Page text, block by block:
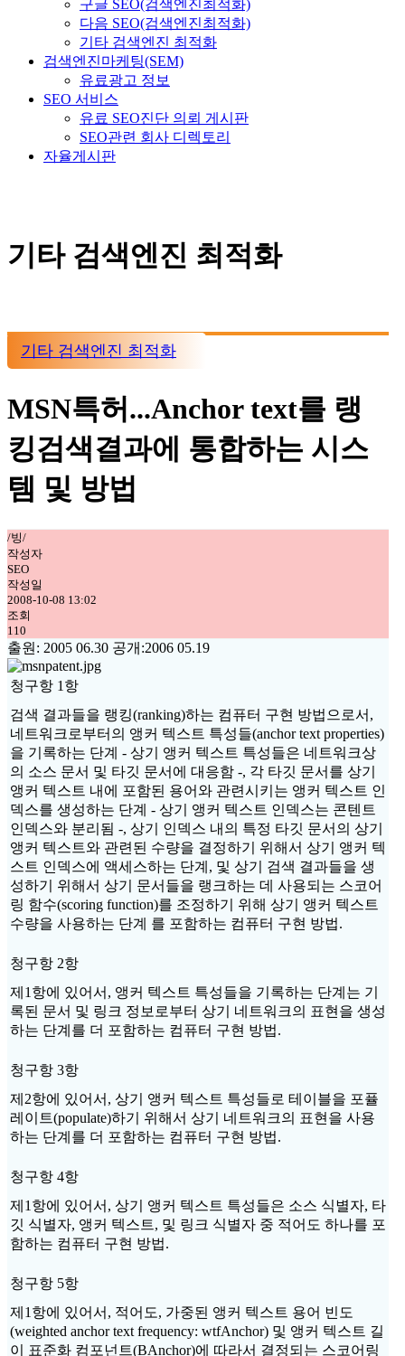
구글 SEO(검색엔진최적화)
다음 SEO(검색엔진최적화)
기타 검색엔진 최적화
검색엔진마케팅(SEM)
유료광고 정보
SEO 서비스
유료 SEO진단 의뢰 게시판
SEO관련 회사 디렉토리
자율게시판
기타 검색엔진 최적화
기타 검색엔진 최적화
MSN특허...Anchor text를 랭
킹검색결과에 통합하는 시스
템 및 방법
/빙/
작성자
SEO
작성일
2008-10-08 13:02
조회
110
출원: 2005 06.30 공개:2006 05.19
청구항 1항
검색 결과들을 랭킹(ranking)하는 컴퓨터 구현 방법으로서,
네트워크로부터의 앵커 텍스트 특성들(anchor text properties)
을 기록하는 단계 - 상기 앵커 텍스트 특성들은 네트워크상
의 소스 문서 및 타깃 문서에 대응함 -, 각 타깃 문서를 상기
앵커 텍스트 내에 포함된 용어와 관련시키는 앵커 텍스트 인
덱스를 생성하는 단계 - 상기 앵커 텍스트 인덱스는 콘텐트
인덱스와 분리됨 -, 상기 인덱스 내의 특정 타깃 문서의 상기
앵커 텍스트와 관련된 수량을 결정하기 위해서 상기 앵커 텍
스트 인덱스에 액세스하는 단계, 및 상기 검색 결과들을 생
성하기 위해서 상기 문서들을 랭크하는 데 사용되는 스코어
링 함수(scoring function)를 조정하기 위해 상기 앵커 텍스트
수량을 사용하는 단계 를 포함하는 컴퓨터 구현 방법.
청구항 2항
제1항에 있어서, 앵커 텍스트 특성들을 기록하는 단계는 기
록된 문서 및 링크 정보로부터 상기 네트워크의 표현을 생성
하는 단계를 더 포함하는 컴퓨터 구현 방법.
청구항 3항
제2항에 있어서, 상기 앵커 텍스트 특성들로 테이블을 포퓰
레이트(populate)하기 위해서 상기 네트워크의 표현을 사용
하는 단계를 더 포함하는 컴퓨터 구현 방법.
청구항 4항
제1항에 있어서, 상기 앵커 텍스트 특성들은 소스 식별자, 타
깃 식별자, 앵커 텍스트, 및 링크 식별자 중 적어도 하나를 포
함하는 컴퓨터 구현 방법.
청구항 5항
제1항에 있어서, 적어도, 가중된 앵커 텍스트 용어 빈도
(weighted anchor text frequency: wtfAnchor) 및 앵커 텍스트 길
이 표준화 컴포넌트(BAnchor)에 따라서 결정되는 스코어링